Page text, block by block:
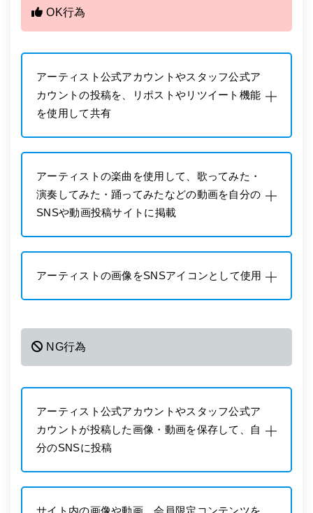
OK行為
アーティスト公式アカウントやスタッフ公式ア
カウントの投稿を、リポストやリツイート機能
を使用して共有
アーティストの楽曲を使用して、歌ってみた・
演奏してみた・踊ってみたなどの動画を自分の
SNSや動画投稿サイトに掲載
アーティストの画像をSNSアイコンとして使用
NG行為
アーティスト公式アカウントやスタッフ公式ア
カウントが投稿した画像・動画を保存して、自
分のSNSに投稿
サイト内の画像や動画、会員限定コンテンツを